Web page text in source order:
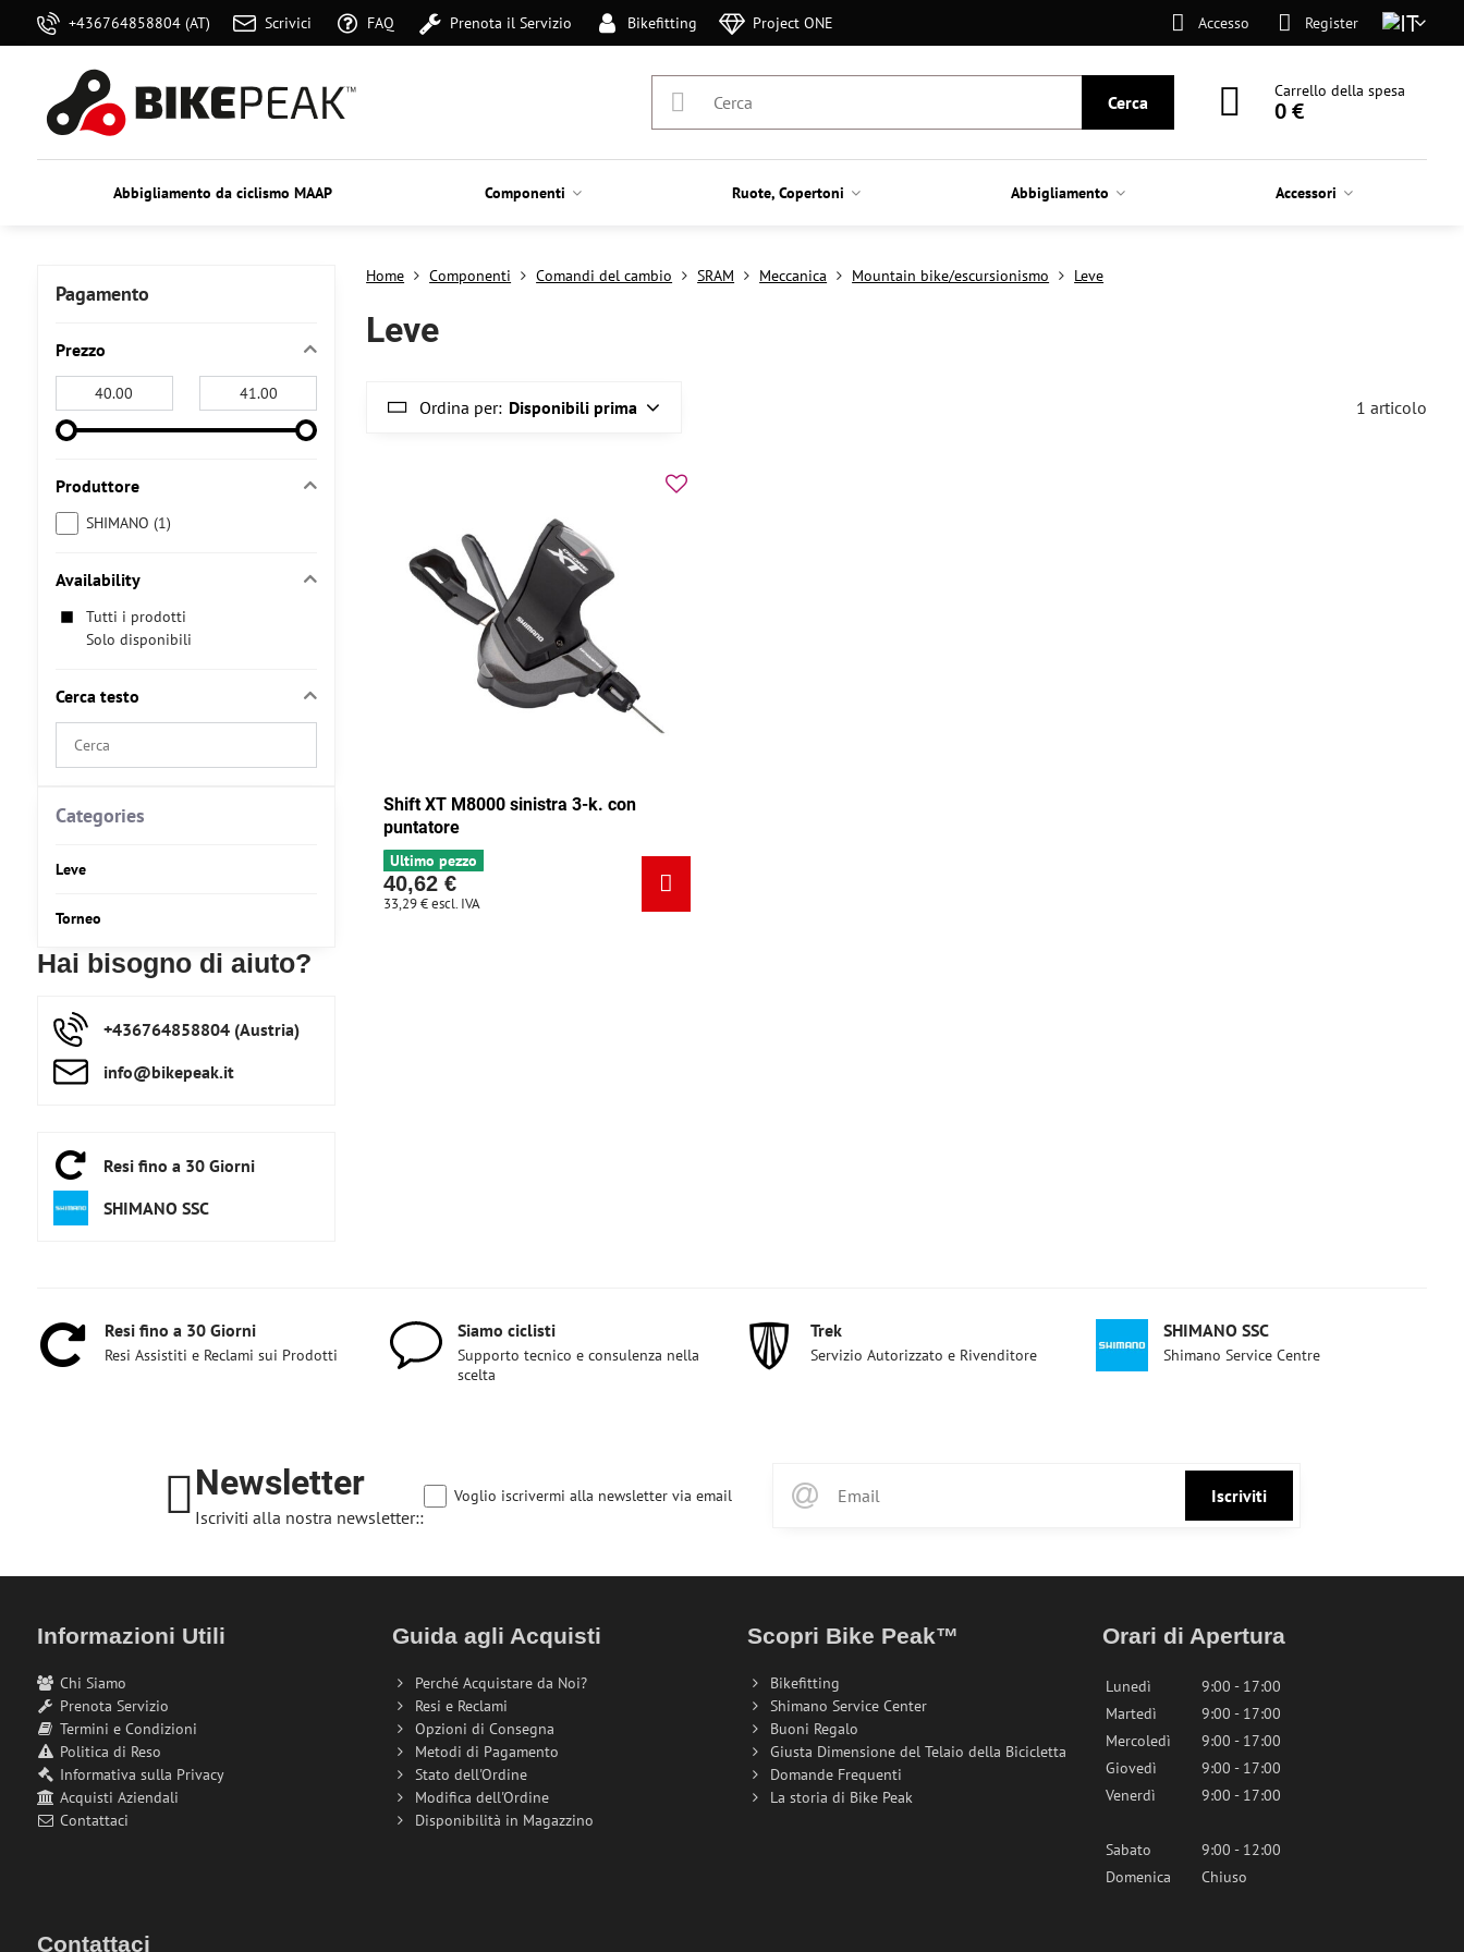
+436764858804 (AT) Scrivici FAQ Prenota il Servizio Bikefitting Project ONE Accesso Register
Cerca
Carrello della spesa
0 €
Abbigliamento da ciclismo MAAP Componenti Ruote, Copertoni Abbigliamento Accessori
Home Componenti Comandi del cambio SRAM Meccanica Mountain bike/escursionismo Leve
Leve
Ordina per: Disponibili prima 1 articolo
Shift XT M8000 sinistra 3-k. con
puntatore
Ultimo pezzo
40,62 €
33,29 €escl. IVA
Pagamento
Prezzo
From:
Produttore
SHIMANO (1)
Availability
Tutti i prodotti
Solo disponibili
Cerca testo
Search
by
Hai bisogno di aiuto?
+436764858804 (Austria)
info​@bikepeak​.it
Resi fino a 30 Giorni
SHIMANO SSC
Categories
Leve
Torneo
Resi fino a 30 Giorni
Resi Assistiti e Reclami sui Prodotti
Siamo ciclisti
Supporto tecnico e consulenza nella
scelta
Trek
Servizio Autorizzato e Rivenditore
SHIMANO SSC
Shimano Service Centre
Newsletter
Iscriviti alla nostra newsletter::
Iscriviti
Voglio iscrivermi alla newsletter via email
Informazioni Utili
Chi Siamo
Prenota Servizio
Termini e Condizioni
Politica di Reso
Informativa sulla Privacy
Acquisti Aziendali
Contattaci
Guida agli Acquisti
Perché Acquistare da Noi?
Resi e Reclami
Opzioni di Consegna
Metodi di Pagamento
Stato dell'Ordine
Modifica dell'Ordine
Disponibilità in Magazzino
Scopri Bike Peak™
Bikefitting
Shimano Service Center
Buoni Regalo
Giusta Dimensione del Telaio della Bicicletta
Domande Frequenti
La storia di Bike Peak
Orari di Apertura
Lunedì
9:00 - 17:00
Martedì
9:00 - 17:00
Mercoledì
9:00 - 17:00
Giovedì
9:00 - 17:00
Venerdì
9:00 - 17:00
Sabato
9:00 - 12:00
Domenica
Chiuso
Contattaci